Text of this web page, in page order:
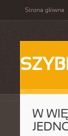
Strona główna
W